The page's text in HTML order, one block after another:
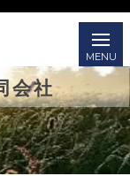
会社